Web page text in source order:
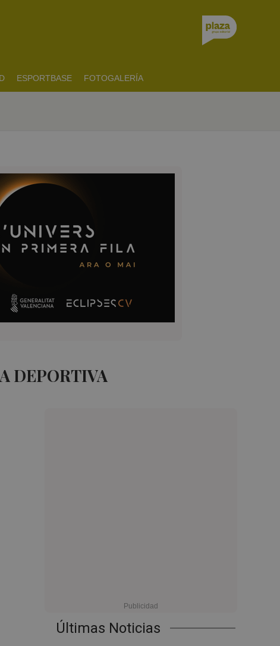
ESPORTBASE FOTOGALERÍA
DEPORTIVA
Últimas Noticias